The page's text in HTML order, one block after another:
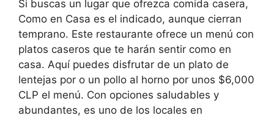
Si buscas un lugar que ofrezca comida casera,
Como en Casa es el indicado, aunque cierran
temprano. Este restaurante ofrece un menú con
platos caseros que te harán sentir como en
casa. Aquí puedes disfrutar de un plato de
lentejas por o un pollo al horno por unos $6,000
CLP el menú. Con opciones saludables y
abundantes, es uno de los locales en